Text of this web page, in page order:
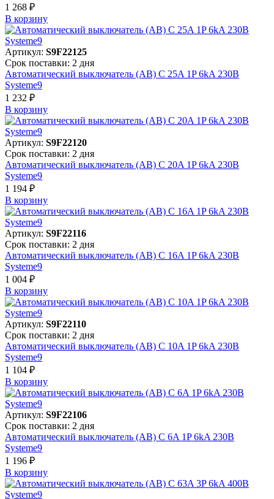
1 268 ₽
В корзинy
Артикул: S9F22125
Срок поставки: 2 дня
Автоматический выключатель (АВ) C 25A 1P 6kA 230В
Systeme9
1 232 ₽
В корзинy
Артикул: S9F22120
Срок поставки: 2 дня
Автоматический выключатель (АВ) C 20A 1P 6kA 230В
Systeme9
1 194 ₽
В корзинy
Артикул: S9F22116
Срок поставки: 2 дня
Автоматический выключатель (АВ) C 16A 1P 6kA 230В
Systeme9
1 004 ₽
В корзинy
Артикул: S9F22110
Срок поставки: 2 дня
Автоматический выключатель (АВ) C 10A 1P 6kA 230В
Systeme9
1 104 ₽
В корзинy
Артикул: S9F22106
Срок поставки: 2 дня
Автоматический выключатель (АВ) C 6A 1P 6kA 230В
Systeme9
1 196 ₽
В корзинy